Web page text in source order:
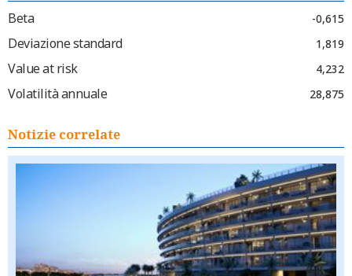
Beta
-0,615
Deviazione standard 1,819
Value at risk 4,232
Volatilità annuale 28,875
Notizie correlate